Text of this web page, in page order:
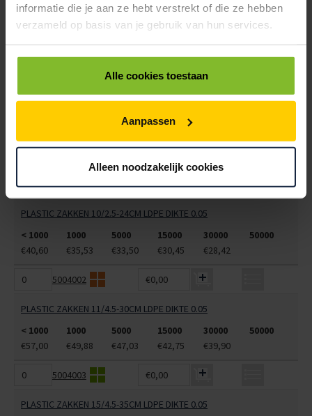
informatie die je aan ze hebt verstrekt of die ze hebben
verzameld op basis van je gebruik van hun services.
Alle cookies toestaan
Aanpassen
Alleen noodzakelijk cookies
PLASTIC ZAKKEN 28/8-56CM LDPE DIKTE 0.02
< 5000
5000 15000 30000
50000
€31,76
€29,95 €27,23 €25,41 €23,60
PLASTIC ZAKKEN 28/4-76CM LDPE DIKTE 0.02
< 5000
5000 15000 30000
50000
5004001 €0,00
PLASTIC ZAKKEN 10/2.5-24CM LDPE DIKTE 0.05
< 1000
1000 5000 15000 30000
50000
€40,60
€35,53 €33,50 €30,45 €28,42
5004002 €0,00
PLASTIC ZAKKEN 11/4.5-30CM LDPE DIKTE 0.05
< 1000
1000 5000 15000 30000
50000
€57,00
€49,88 €47,03 €42,75 €39,90
5004003 €0,00
PLASTIC ZAKKEN 15/4.5-35CM LDPE DIKTE 0.05